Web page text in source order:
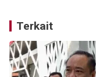
Terkait